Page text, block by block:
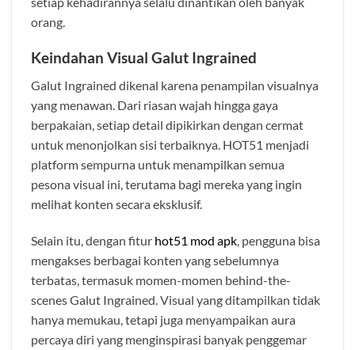
orang.
Keindahan Visual Galut Ingrained
Galut Ingrained dikenal karena penampilan visualnya
yang menawan. Dari riasan wajah hingga gaya
berpakaian, setiap detail dipikirkan dengan cermat
untuk menonjolkan sisi terbaiknya. HOT51 menjadi
platform sempurna untuk menampilkan semua
pesona visual ini, terutama bagi mereka yang ingin
melihat konten secara eksklusif.
Selain itu, dengan fitur hot51 mod apk , pengguna bisa
mengakses berbagai konten yang sebelumnya
terbatas, termasuk momen-momen behind-the-
scenes Galut Ingrained. Visual yang ditampilkan tidak
hanya memukau, tetapi juga menyampaikan aura
percaya diri yang menginspirasi banyak penggemar